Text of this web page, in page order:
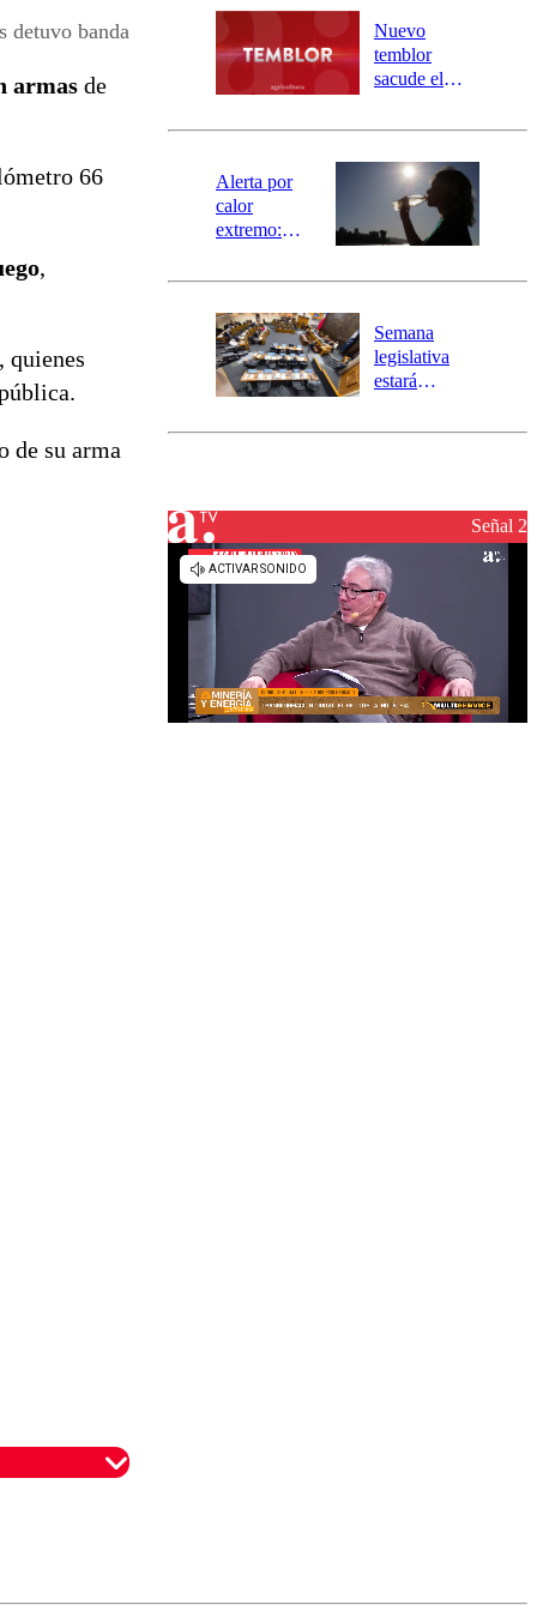
detuvo banda
armas de
66
,
quienes
de su arma
río Damas:
activa
mensajería
SAE
Nuevo
temblor
sacude el
revisa la
epicentro
Alerta por
calor
extremo:
activa Alerta
Preventiva en
tres comunas
Semana
legislativa
estará
el fin de la
reconstrucciónSeñal 2